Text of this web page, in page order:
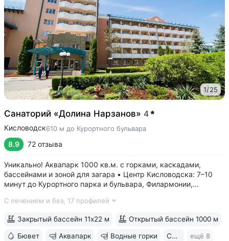
1/25
Санаторий «Долина Нарзанов» 4
Кисловодск610 м до Курортного бульвара
8.9 72 отзыва
Уникально! Аквапарк 1000 кв.м. с горками, каскадами,
бассейнами и зоной для загара • Центр Кисловодска: 7–10
минут до Курортного парка и бульвара, Филармонии,
курортов: «Ессентуки-4» и «Славяновская» (Железноводск).
С лечением и без, 17 профилей
Закрытый бассейн 11х22 м Открытый бассейн 1000 м
Бювет Аквапарк Водные горки Свой парк ещё 8